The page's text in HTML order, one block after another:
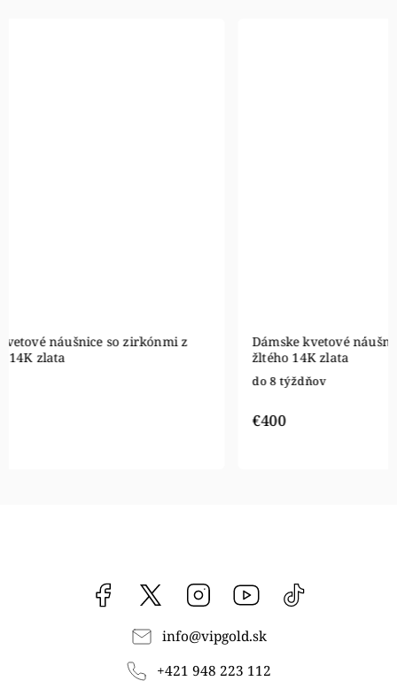
Dámske kvetové náušnice so zirkónmi z
ružového 14K zlata
Dámske
žltého
Facebook vipgoldsk Instagram YouTube
info@vipgold.sk
+421 948 223 112